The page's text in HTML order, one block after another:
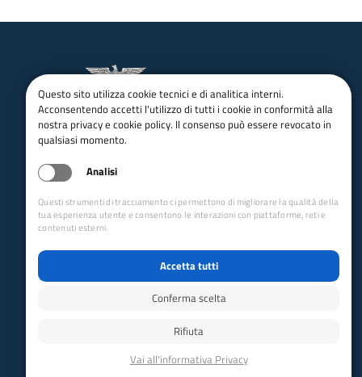
email:Info@cai.it
cai@pec.cai.it
Via Petrella 19 - 20124 Milano
Trasparenza
Amministrazione trasparente
Appalti
bandi per le sezioni
Questo sito utilizza cookie tecnici e di analitica interni.
Acconsentendo accetti l'utilizzo di tutti i cookie in conformità alla
nostra privacy e cookie policy. Il consenso può essere revocato in
qualsiasi momento.
Analisi
Questi strumenti di tracciamento ci permettono di migliorare la qualità della
tua esperienza utente e consentono le interazioni con piattaforme, reti e
contenuti esterni.
Accetta tutti
Conferma scelta
Rifiuta